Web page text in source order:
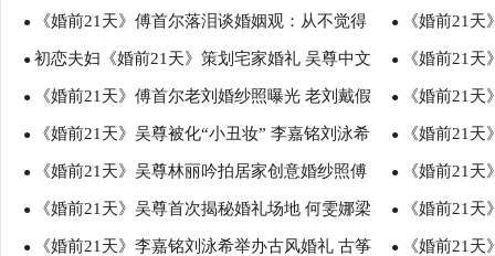
遭刘泳希爸爸拒绝 共同成长
● 《婚前21天》傅首尔落泪谈婚姻观：从不觉得
女人要依附男人活着
● 《婚前21
爸主动道歉惹
● 初恋夫妇《婚前21天》策划宅家婚礼 吴尊中文
教学趣味解读“宅”
● 《婚前21
● 《婚前21天》傅首尔老刘婚纱照曝光 老刘戴假
发体验校园风
● 《婚前21
母陪同
● 《婚前21天》吴尊被化“小丑妆” 李嘉铭刘泳希
试婚纱与父母意见不一
● 《婚前21
目 老刘写歌
● 《婚前21天》吴尊林丽吟拍居家创意婚纱照傅
首尔老刘DIY农场婚礼
● 《婚前21
超婚礼请柬创
● 《婚前21天》吴尊首次揭秘婚礼场地 何雯娜梁
超陪父母重拍婚纱照
● 《婚前21
希借婚礼表感
● 《婚前21天》李嘉铭刘泳希举办古风婚礼 古筝 ● 《婚前21